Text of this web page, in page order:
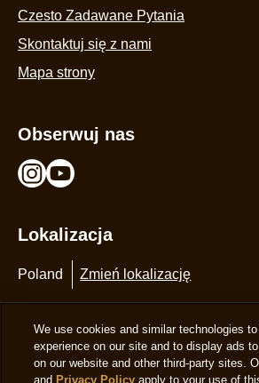
Pomoc
Czesto Zadawane Pytania
Skontaktuj się z nami
Obserwuj nas
Lokalizacja
Poland Zmień lokalizację
We use cookies and similar technologies
experience on our site and to display ads
on our website and other third-party sites.
and Privacy Policy apply to your use of